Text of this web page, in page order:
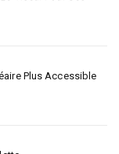
Plus Accessible